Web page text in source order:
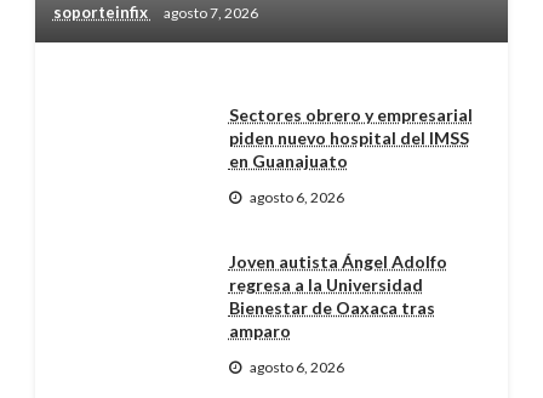
soporteinfix agosto 7, 2026
Sectores obrero y empresarial
piden nuevo hospital del IMSS
en Guanajuato
agosto 6, 2026
Joven autista Ángel Adolfo
regresa a la Universidad
Bienestar de Oaxaca tras
amparo
agosto 6, 2026